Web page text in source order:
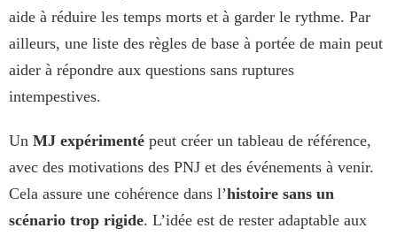
aide à réduire les temps morts et à garder le rythme. Par
ailleurs, une liste des règles de base à portée de main peut
aider à répondre aux questions sans ruptures
intempestives.
Un MJ expérimenté peut créer un tableau de référence,
avec des motivations des PNJ et des événements à venir.
Cela assure une cohérence dans l’histoire sans un
scénario trop rigide. L’idée est de rester adaptable aux